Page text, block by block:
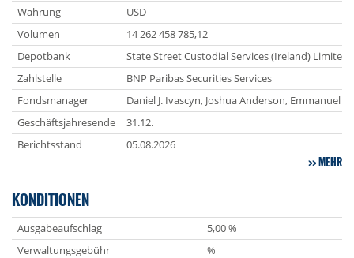
Währung
USD
Volumen
14 262 458 785,12
Depotbank
State Street Custodial Services (Ireland) Limited
Zahlstelle
BNP Paribas Securities Services
Fondsmanager
Daniel J. Ivascyn, Joshua Anderson, Emmanuel
Geschäftsjahresende
31.12.
Berichtsstand
05.08.2026
MEHR
KONDITIONEN
Ausgabeaufschlag
5,00 %
Verwaltungsgebühr
%